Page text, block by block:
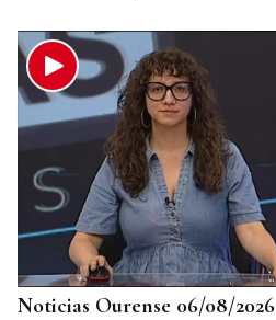
Noticias Ourense 06/08/2026